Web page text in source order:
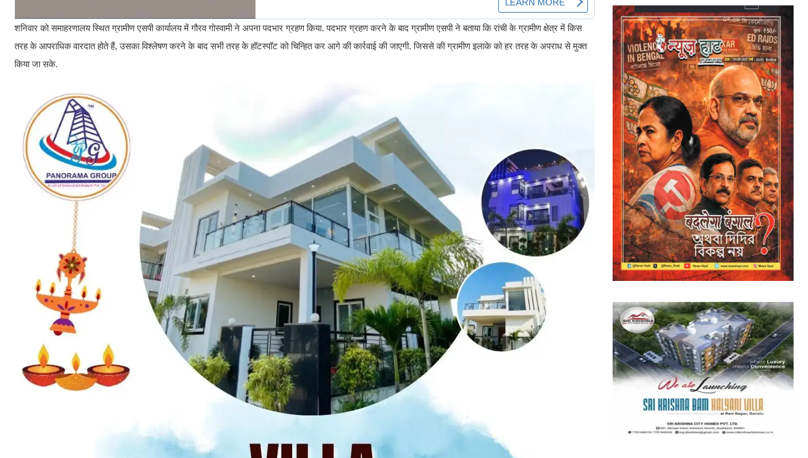
शनिवार को समाहरणालय स्थित ग्रामीण एसपी कार्यालय में गौरव गोस्वामी ने अपना पदभार ग्रहण किया. पदभार ग्रहण करने के बाद ग्रामीण एसपी ने बताया कि रांची के ग्रामीण क्षेत्र में किस
तरह के आपराधिक वारदात होते हैं, उसका विश्लेषण करने के बाद सभी तरह के हॉटस्पॉट को चिन्हित कर आगे की कार्रवाई की जाएगी. जिससे की ग्रामीण इलाके को हर तरह के अपराध से मुक्त
किया जा सके.